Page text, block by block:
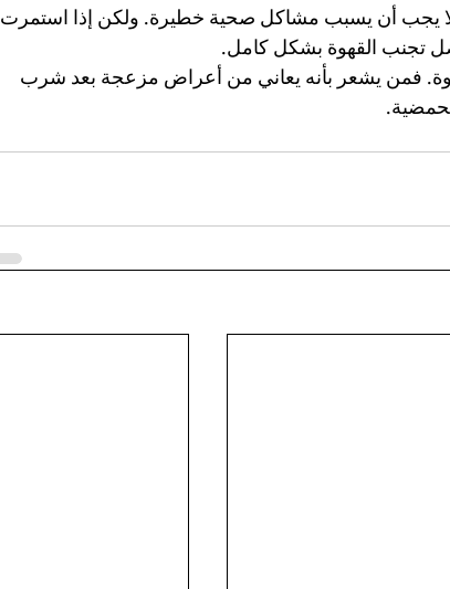
يجب أن يسبب مشاكل صحية خطيرة. ولكن إذا استمرت
تجنب القهوة بشكل كامل.
فمن يشعر بأنه يعاني من أعراض مزعجة بعد شرب